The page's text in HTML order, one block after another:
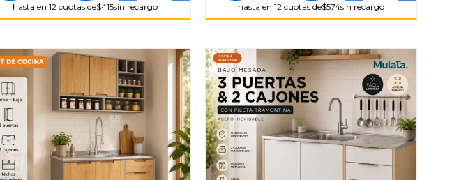
hasta en 12 cuotas de$415sin recargo hasta en 12 cuotas de$574sin recargo